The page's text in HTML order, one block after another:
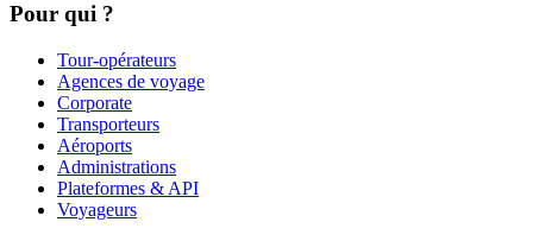
Pour qui ?
Tour-opérateurs
Agences de voyage
Corporate
Transporteurs
Aéroports
Administrations
Plateformes & API
Voyageurs